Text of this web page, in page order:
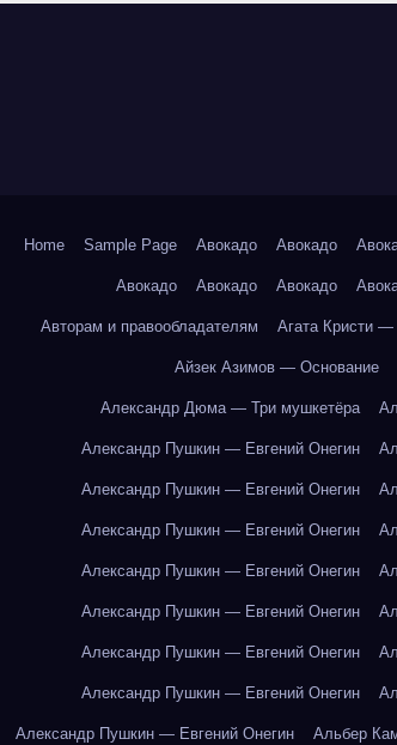
Home Sample Page Авокадо Авокадо
Авокадо Авокадо Авокадо
Авторам и правообладателям Агата Кристи —
Айзек Азимов — Основание
Александр Дюма — Три мушкетёра
Александр Пушкин — Евгений Онегин
Александр Пушкин — Евгений Онегин
Александр Пушкин — Евгений Онегин
Александр Пушкин — Евгений Онегин
Александр Пушкин — Евгений Онегин
Александр Пушкин — Евгений Онегин
Александр Пушкин — Евгений Онегин
Александр Пушкин — Евгений Онегин Альбер